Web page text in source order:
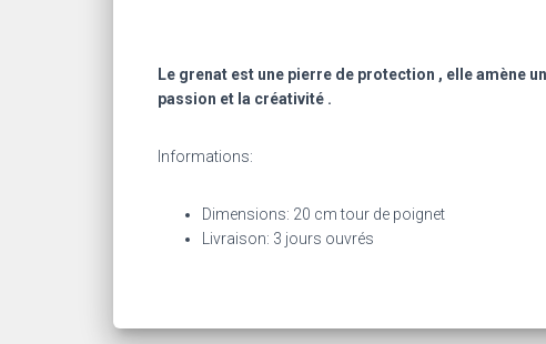
Le grenat est une pierre de protection , elle amène
passion et la créativité .
Informations:
Dimensions: 20 cm tour de poignet
Livraison: 3 jours ouvrés